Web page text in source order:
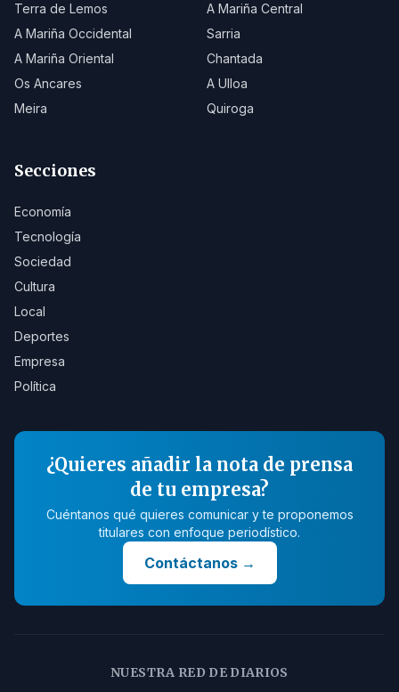
Terra de Lemos
A Mariña Central
A Mariña Occidental
Sarria
A Mariña Oriental
Chantada
Os Ancares
A Ulloa
Meira
Quiroga
Secciones
Economía
Tecnología
Sociedad
Cultura
Local
Deportes
Empresa
Política
¿Quieres añadir la nota de prensa
de tu empresa?
Cuéntanos qué quieres comunicar y te proponemos
titulares con enfoque periodístico.
Contáctanos→
NUESTRA RED DE DIARIOS